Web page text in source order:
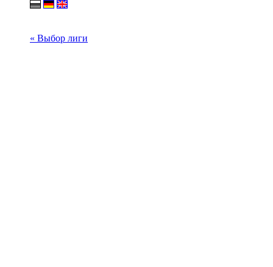
« Выбор лиги